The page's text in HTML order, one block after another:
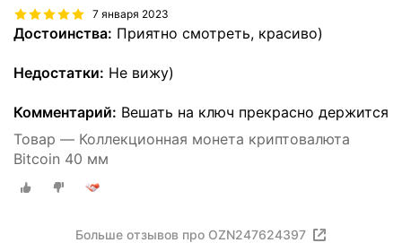
7 января 2023
Достоинства: Приятно смотреть, красиво)
Недостатки: Не вижу)
Комментарий: Вешать на ключ прекрасно держится
Товар — Коллекционная монета криптовалюта
Bitcoin 40 мм
Больше отзывов про OZN247624397